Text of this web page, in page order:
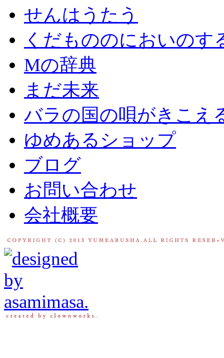
せんはうたう
くだもののにおいのす
Mの辞典
まだ未来
バラの国の唄がきこえ
ゆめあるショップ
ブログ
お問い合わせ
会社概要